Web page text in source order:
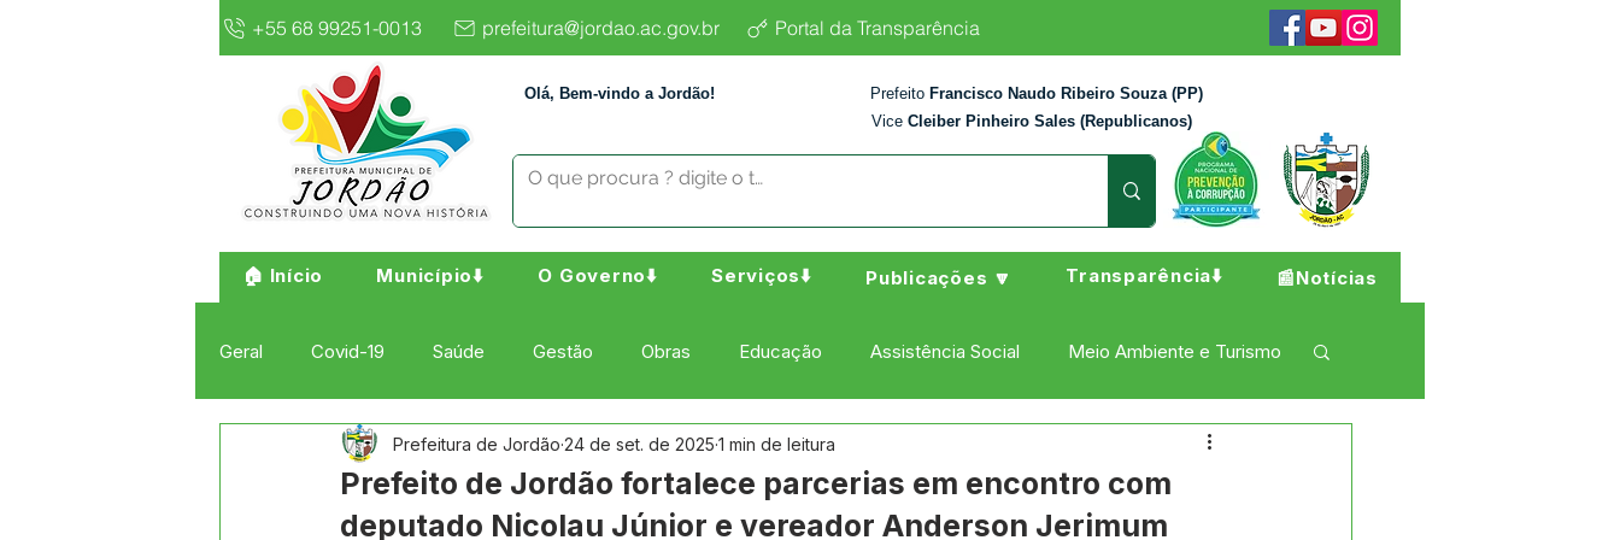
+55 68 99251-0013 prefeitura@jordao.ac.gov.br Portal da Transparência
Olá, Bem-vindo a Jordão! Prefeito Francisco Naudo Ribeiro Souza (PP)
Vice Cleiber Pinheiro Sales (Republicanos)
🏠 Início Município⬇️ O Governo⬇️ Serviços⬇️ Publicações 🔽 Transparência⬇️ 📰Notícias
Geral Covid-19 Saúde Gestão Obras Educação Assistência Social Meio Ambiente e Turismo
Institucional e Governo Cultura Esporte e Lazer Administração e Finanças Campanhas
Prefeito de Jordão fortalece parcerias em encontro com
deputado Nicolau Júnior e vereador Anderson Jerimum
Prefeitura de Jordão 24 de set. de 2025 1 min de leitura